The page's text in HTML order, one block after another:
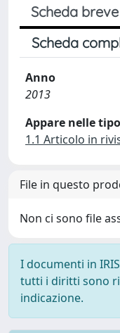
Scheda breve
Scheda
Anno
2013
Appare nelle
1.1 Articolo in
File in questo
Non ci sono file
I documenti in
tutti i diritti sono
indicazione.